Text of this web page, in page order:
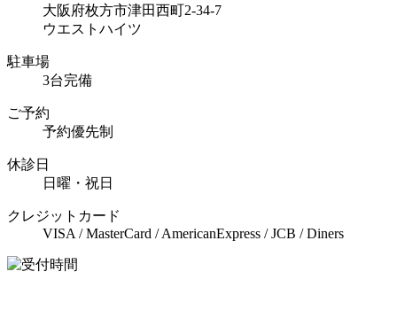
大阪府枚方市津田西町2-34-7
ウエストハイツ
駐車場
3台完備
ご予約
予約優先制
休診日
日曜・祝日
クレジットカード
VISA / MasterCard / AmericanExpress / JCB / Diners